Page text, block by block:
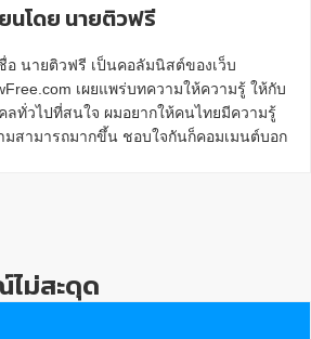
นโดย นายติวฟรี
อ นายติวฟรี เป็นคอลัมนิสต์ของเว็บ
เผยแพร่บทความให้ความรู้ ให้กับ
ลทั่วไปที่สนใจ ผมอยากให้คนไทยมีความรู้
มสามารถมากขึ้น ชอบใจกันก็คอมเมนต์บอก
ไม่สะดุด